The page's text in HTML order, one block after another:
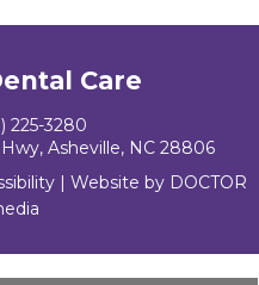
Care
225-3280
Asheville, NC 28806
| Website by DOCTOR